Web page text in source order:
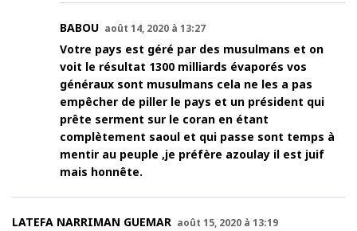
BABOU août 14, 2020 à 13:27
Votre pays est géré par des musulmans et on
voit le résultat 1300 milliards évaporés vos
généraux sont musulmans cela ne les a pas
empêcher de piller le pays et un président qui
prête serment sur le coran en étant
complètement saoul et qui passe sont temps à
mentir au peuple ,je préfère azoulay il est juif
mais honnête.
LATEFA NARRIMAN GUEMAR août 15, 2020 à 13:19